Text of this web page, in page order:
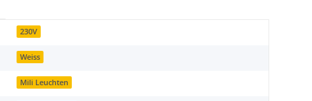
230V
Weiss
Mili Leuchten